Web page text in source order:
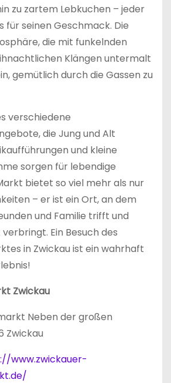
zu zartem Lebkuchen – jeder
für seinen Geschmack. Die
die mit funkelnden
Klängen untermalt
gemütlich durch die Gassen zu
verschiedene
die Jung und Alt
und kleine
sorgen für lebendige
bietet so viel mehr als nur
– er ist ein Ort, an dem
und Familie trifft und
Ein Besuch des
in Zwickau ist ein wahrhaft
Zwickau
Neben der großen
Zwickau
www.zwickauer-